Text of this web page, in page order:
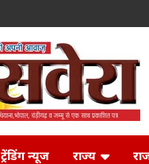
ट्रेंडिंग न्यूज राज्य